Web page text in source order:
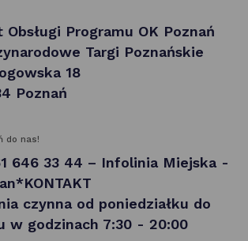
Obsługi Programu OK Poznań
Targi Poznańskie
18
Poznań
do nas!
646 33 44 – Infolinia Miejska -
czynna od poniedziałku do
w godzinach 7:30 - 20:00